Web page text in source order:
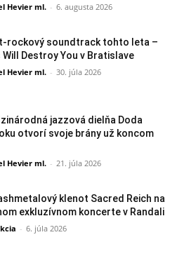
Hevier ml. - 6. augusta 2026
rockový soundtrack tohto leta –
Will Destroy You v Bratislave
Hevier ml. - 30. júla 2026
jazzová dielňa Doda
otvorí svoje brány už koncom
Hevier ml. - 21. júla 2026
klenot Sacred Reich na
exkluzívnom koncerte v Randali
- 6. júla 2026